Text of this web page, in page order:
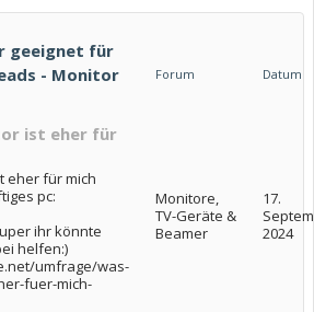
geeignet für
- Monitor
Forum Datum
ist eher für
eher für mich
pc:
ihr könnte
helfen:)
umfrage/was-
fuer-mich-
Monitore,
TV-Geräte &
Beamer
17.
2024